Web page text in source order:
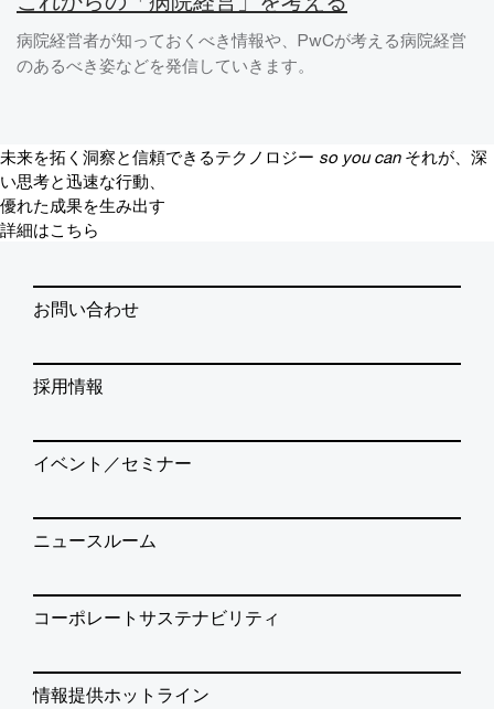
病院経営者が知っておくべき情報や、PwCが考える病院経営
のあるべき姿などを発信していきます。
未来を拓く洞察と信頼できるテクノロジー so you can それが、深
い思考と迅速な行動、
優れた成果を生み出す
詳細はこちら
お問い合わせ
採用情報
イベント／セミナー
ニュースルーム
コーポレートサステナビリティ
情報提供ホットライン